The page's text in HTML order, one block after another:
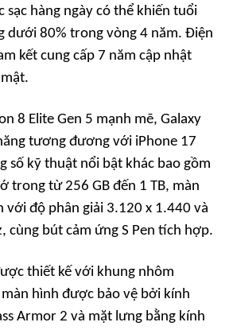
sạc hàng ngày có thể khiến tuổi
dưới 80% trong vòng 4 năm. Điện
kết cung cấp 7 năm cập nhật
8 Elite Gen 5 mạnh mẽ, Galaxy
tương đương với iPhone 17
số kỹ thuật nổi bật khác bao gồm
trong từ 256 GB đến 1 TB, màn
với độ phân giải 3.120 x 1.440 và
cùng bút cảm ứng S Pen tích hợp.
thiết kế với khung nhôm
hình được bảo vệ bởi kính
Armor 2 và mặt lưng bằng kính